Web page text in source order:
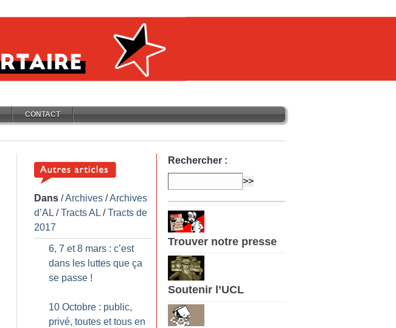
CONTACT
Dans /Archives /Archives
d’AL /Tracts AL /Tracts de
2017
6, 7 et 8 mars : c’est
dans les luttes que ça
se passe !
10 Octobre : public,
privé, toutes et tous en
Rechercher :
Trouver notre presse
Soutenir l’UCL